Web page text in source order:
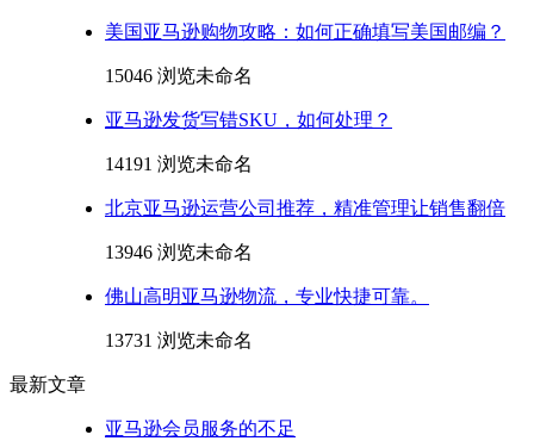
美国亚马逊购物攻略：如何正确填写美国邮编？
15046 浏览未命名
亚马逊发货写错SKU，如何处理？
14191 浏览未命名
北京亚马逊运营公司推荐，精准管理让销售翻倍
13946 浏览未命名
佛山高明亚马逊物流，专业快捷可靠。
13731 浏览未命名
最新文章
亚马逊会员服务的不足